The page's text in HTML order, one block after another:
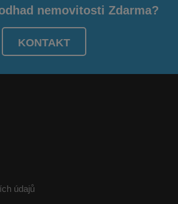
nemovitosti Zdarma?
KONTAKT
údajů